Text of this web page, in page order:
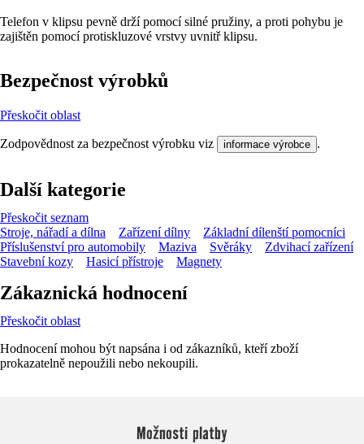
Telefon v klipsu pevně drží pomocí silné pružiny, a proti pohybu je
zajištěn pomocí protiskluzové vrstvy uvnitř klipsu.
Bezpečnost výrobků
Přeskočit oblast
Zodpovědnost za bezpečnost výrobku viz informace výrobce .
Další kategorie
Přeskočit seznam
Stroje, nářadí a dílna
Zařízení dílny
Základní dílenští pomocníci
Příslušenství pro automobily
Maziva Svěráky
Zdvihací zařízení
Stavební kozy
Hasicí přístroje Magnety
Zákaznická hodnocení
Přeskočit oblast
Hodnocení mohou být napsána i od zákazníků, kteří zboží
prokazatelně nepoužili nebo nekoupili.
Možnosti platby